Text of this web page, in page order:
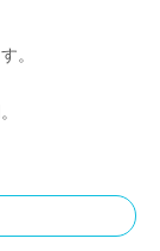
。